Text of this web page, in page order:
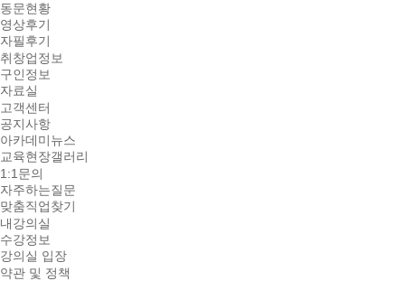
동문현황
영상후기
자필후기
취창업정보
구인정보
자료실
고객센터
공지사항
아카데미뉴스
교육현장갤러리
1:1문의
자주하는질문
맞춤직업찾기
내강의실
수강정보
강의실 입장
약관 및 정책